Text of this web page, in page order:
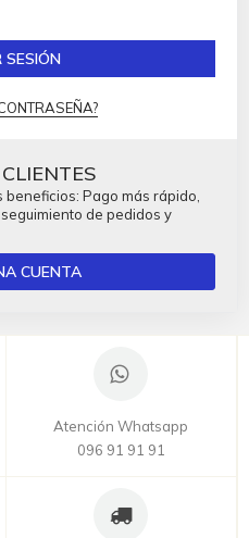
SESIÓN
Pago más rápido,
de pedidos y
CUENTA
Atención Whatsapp
096 91 91 91